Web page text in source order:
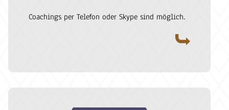
Coachings per Telefon oder Skype sind möglich.